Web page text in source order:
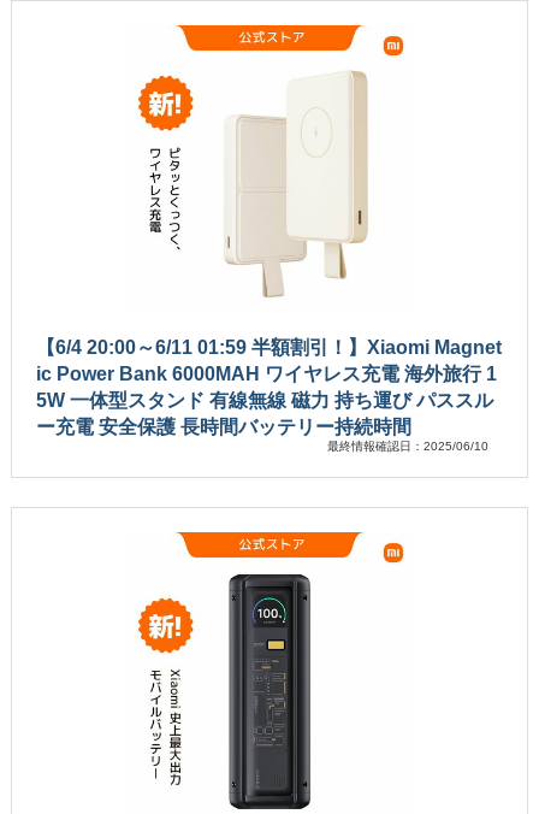
【6/4 20:00～6/11 01:59 半額割引！】Xiaomi Magnet
ic Power Bank 6000MAH ワイヤレス充電 海外旅行 1
5W 一体型スタンド 有線無線 磁力 持ち運び パススル
ー充電 安全保護 長時間バッテリー持続時間
最終情報確認日：2025/06/10